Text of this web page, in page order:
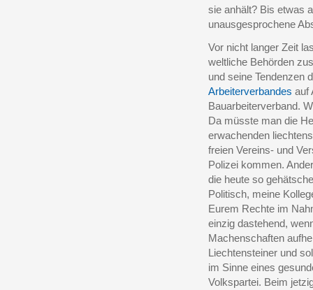
sie anhält? Bis etwas
unausgesprochene
Vor nicht langer Zeit
weltliche Behörden
und seine Tendenzen
Arbeiterverbandes auf
Bauarbeiterverband.
Da müsste man die
erwachenden
freien Vereins- und
Polizei kommen.
die heute so
Politisch, meine
Eurem Rechte im
einzig dastehend,
Machenschaften
Liechtensteiner und
im Sinne eines
Volkspartei. Beim